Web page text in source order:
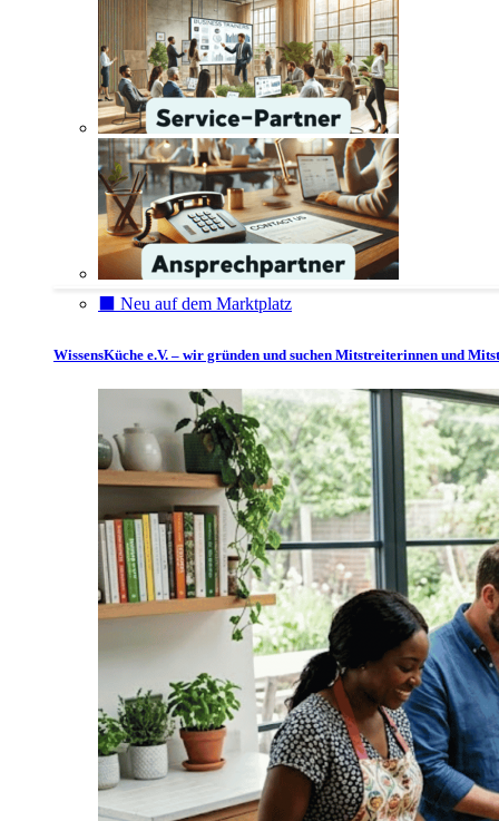
⬛️ Neu auf dem Marktplatz
WissensKüche e.V. – wir gründen und suchen Mitstreiterinnen und